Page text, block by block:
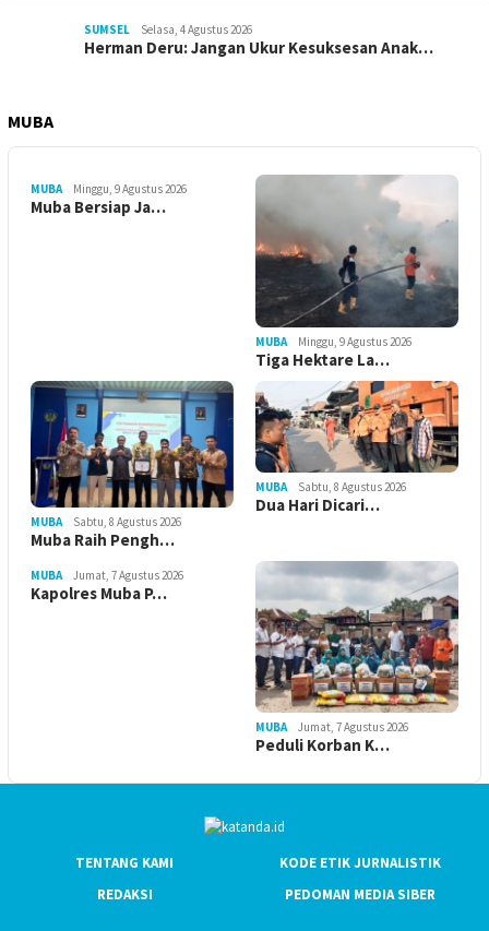
SUMSEL Selasa, 4 Agustus 2026
Herman Deru: Jangan Ukur Kesuksesan Anak…
MUBA
MUBA Minggu, 9 Agustus 2026
Muba Bersiap Ja…
MUBA Minggu, 9 Agustus 2026
Tiga Hektare La…
MUBA Sabtu, 8 Agustus 2026
Muba Raih Pengh…
MUBA Sabtu, 8 Agustus 2026
Dua Hari Dicari…
MUBA Jumat, 7 Agustus 2026
Kapolres Muba P…
MUBA Jumat, 7 Agustus 2026
Peduli Korban K…
TENTANG KAMI
KODE ETIK JURNALISTIK
REDAKSI
PEDOMAN MEDIA SIBER